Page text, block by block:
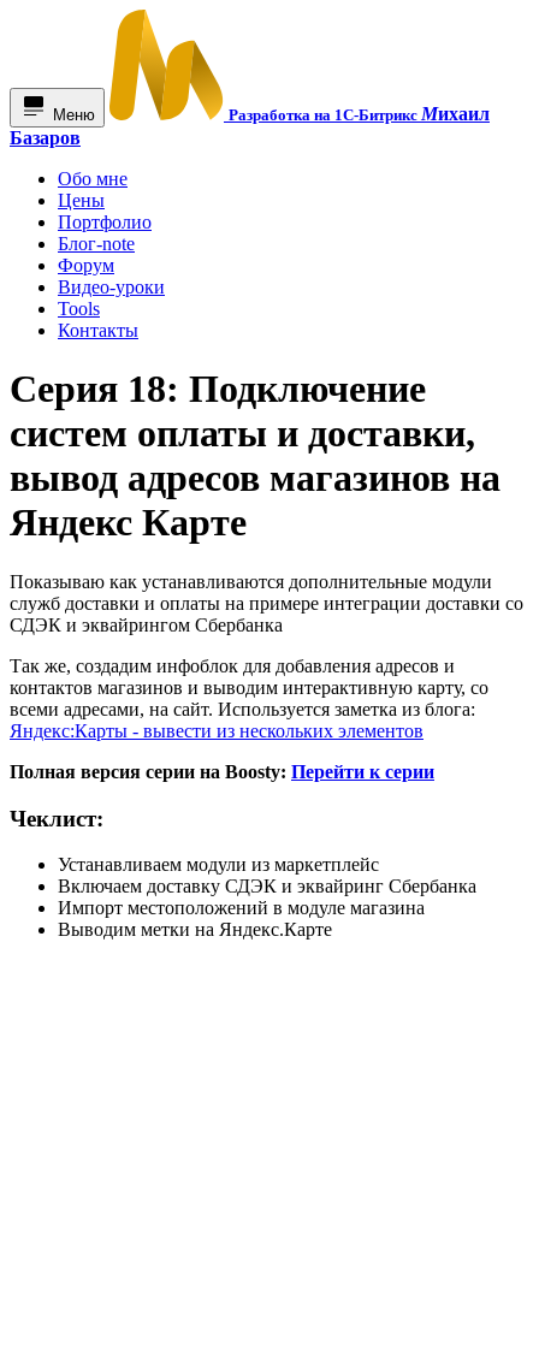
Меню Разработка на 1С-БитриксМихаил
Базаров
Обо мне
Цены
Портфолио
Блог-note
Форум
Видео-уроки
Tools
Контакты
Серия 18: Подключение
систем оплаты и доставки,
вывод адресов магазинов на
Яндекс Карте
Показываю как устанавливаются дополнительные модули
служб доставки и оплаты на примере интеграции доставки со
СДЭК и эквайрингом Сбербанка
Так же, создадим инфоблок для добавления адресов и
контактов магазинов и выводим интерактивную карту, со
всеми адресами, на сайт. Используется заметка из блога:
Яндекс:Карты - вывести из нескольких элементов
Полная версия серии на Boosty: Перейти к серии
Чеклист:
Устанавливаем модули из маркетплейс
Включаем доставку СДЭК и эквайринг Сбербанка
Импорт местоположений в модуле магазина
Выводим метки на Яндекс.Карте